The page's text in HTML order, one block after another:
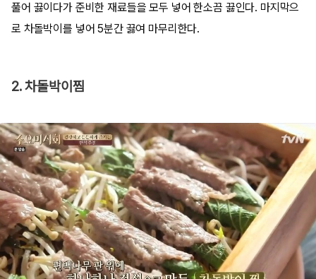
풀어 끓이다가 준비한 재료들을 모두 넣어 한소끔 끓인다. 마지막으
로 차돌박이를 넣어 5분간 끓여 마무리한다.
2. 차돌박이찜